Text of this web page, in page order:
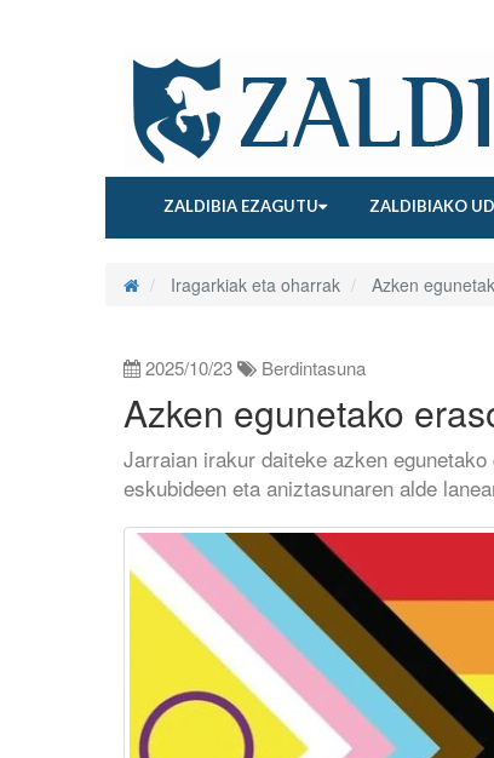
ZALDIBIA EZAGUTU ZALDIBIAKO
Iragarkiak eta oharrak Azken
2025/10/23 Berdintasuna
Azken egunetako
Jarraian irakur daiteke azken
eskubideen eta aniztasunaren alde